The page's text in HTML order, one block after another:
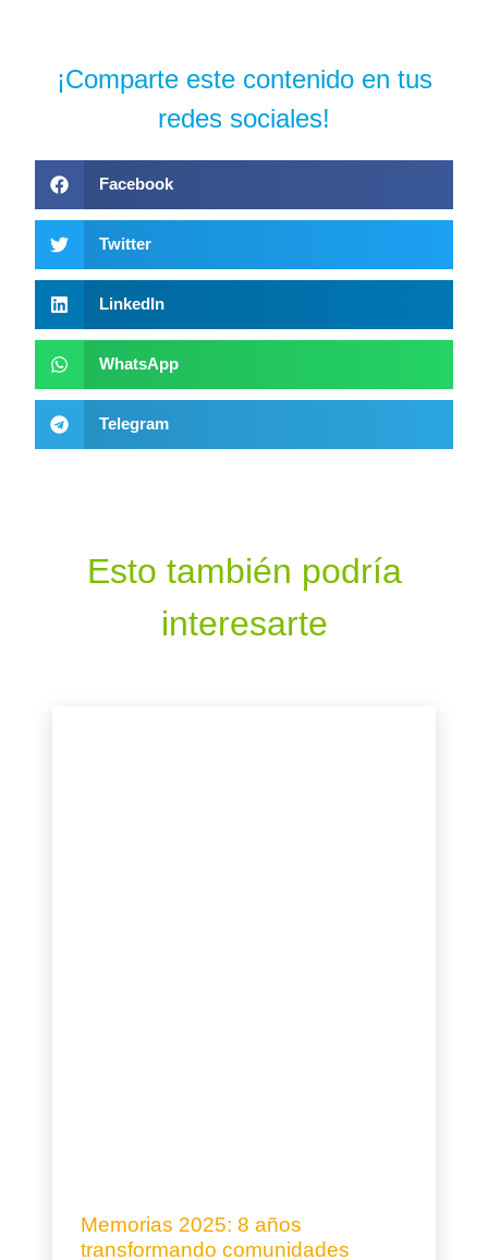
¡Comparte este contenido en tus
redes sociales!
Facebook
Twitter
LinkedIn
WhatsApp
Telegram
Esto también podría
interesarte
Memorias 2025: 8 años
transformando comunidades